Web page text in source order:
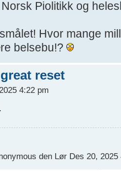
Piolitikk og
Hvor mange
belsebu!?
reset
4:22 pm
den Lør Des 20, 2025